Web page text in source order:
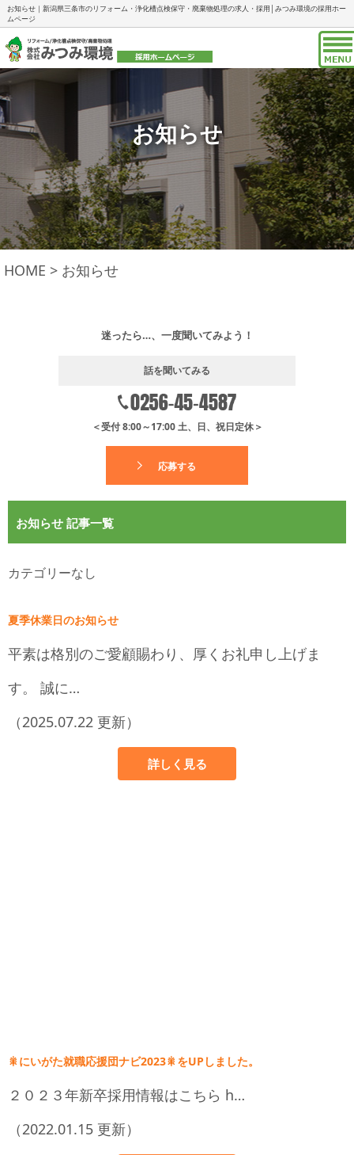
お知らせ｜新潟県三条市のリフォーム・浄化槽点検保守・廃棄物処理の求人・採用│みつみ環境の採用ホー
ムページ
お知らせ
HOME > お知らせ
迷ったら…、一度聞いてみよう！
話を聞いてみる
＜受付 8:00～17:00 土、日、祝日定休＞
応募する
お知らせ 記事一覧
カテゴリーなし
夏季休業日のお知らせ
平素は格別のご愛顧賜わり、厚くお礼申し上げま
す。 誠に…
（2025.07.22 更新）
詳しく見る
🎇にいがた就職応援団ナビ2023🎇をUPしました。
２０２３年新卒採用情報はこちら h…
（2022.01.15 更新）